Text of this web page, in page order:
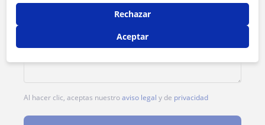
Al hacer clic, aceptas nuestroaviso legal y de privacidad
Rechazar
Aceptar